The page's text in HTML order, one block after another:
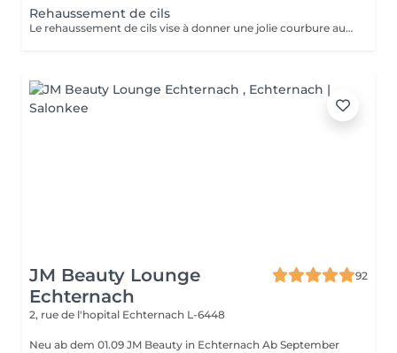
Rehaussement de cils
Le rehaussement de cils vise à donner une jolie courbure aux cils, tout en gardant un aspect naturel.
JM Beauty Lounge
Echternach
92
2, rue de l'hopital Echternach L-6448
Neu ab dem 01.09 JM Beauty in Echternach Ab September